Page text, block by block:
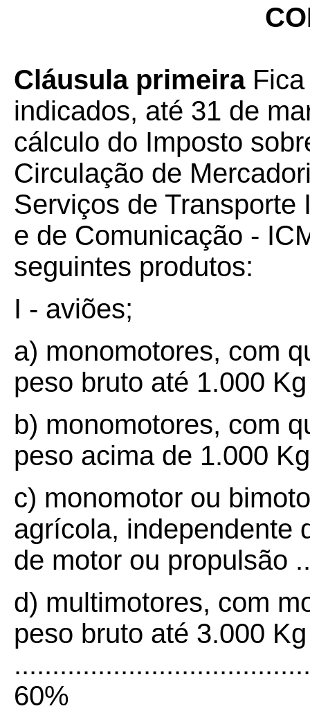
Cláusula primeiraFica
indicados, até 31 de
cálculo do Imposto
Circulação de
Serviços de
e de Comunicação -
seguintes produtos:
I - aviões;
a) monomotores, com
peso bruto até 1.000
b) monomotores, com
peso acima de 1.000
c) monomotor ou
agrícola, independente
de motor ou propulsão
d) multimotores, com
peso bruto até 3.000 Kg
60%